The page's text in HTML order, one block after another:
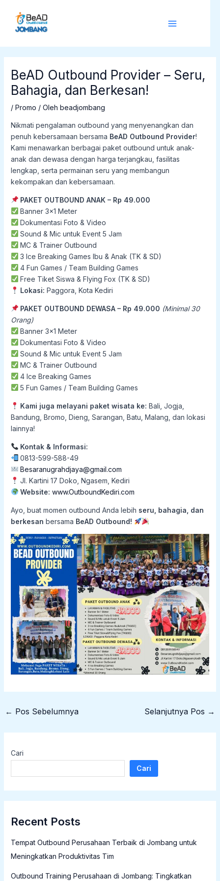
konten
Menu
BeAD Outbound Provider – Seru,
Bahagia, dan Berkesan!
/ Promo / Oleh beadjombang
Nikmati pengalaman outbound yang menyenangkan dan
penuh kebersamaan bersama BeAD Outbound Provider!
Kami menawarkan berbagai paket outbound untuk anak-
anak dan dewasa dengan harga terjangkau, fasilitas
lengkap, serta permainan seru yang membangun
kekompakan dan kebersamaan.
PAKET OUTBOUND ANAK – Rp 49.000
Banner 3×1 Meter
Dokumentasi Foto & Video
Sound & Mic untuk Event 5 Jam
MC & Trainer Outbound
3 Ice Breaking Games Ibu & Anak (TK & SD)
4 Fun Games / Team Building Games
Free Tiket Siswa & Flying Fox (TK & SD)
Lokasi: Paggora, Kota Kediri
PAKET OUTBOUND DEWASA – Rp 49.000 (Minimal 30
Orang)
Banner 3×1 Meter
Dokumentasi Foto & Video
Sound & Mic untuk Event 5 Jam
MC & Trainer Outbound
4 Ice Breaking Games
5 Fun Games / Team Building Games
Kami juga melayani paket wisata ke: Bali, Jogja,
Bandung, Bromo, Dieng, Sarangan, Batu, Malang, dan lokasi
lainnya!
Kontak & Informasi:
0813-599-588-49
Besaranugrahdjaya@gmail.com
Jl. Kartini 17 Doko, Ngasem, Kediri
Website: www.OutboundKediri.com
Ayo, buat momen outbound Anda lebih seru, bahagia, dan
berkesan bersama BeAD Outbound!
navigation
← Pos Sebelumnya Selanjutnya Pos →
Cari
Cari
Recent Posts
Tempat Outbound Perusahaan Terbaik di Jombang untuk
Meningkatkan Produktivitas Tim
Outbound Training Perusahaan di Jombang: Tingkatkan